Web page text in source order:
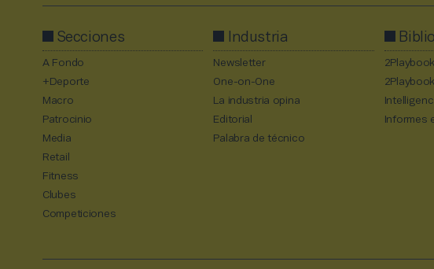
Secciones
A Fondo
+Deporte
Macro
Patrocinio
Media
Retail
Fitness
Clubes
Competiciones
Industria
Newsletter
One-on-One
La industria opina
Editorial
Palabra de técnico
Informes